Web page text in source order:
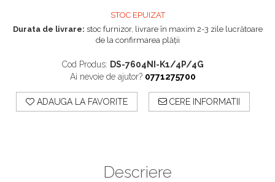
STOC EPUIZAT
Durata de livrare: stoc furnizor, livrare în maxim 2-3 zile lucrătoare
de la confirmarea plății
Cod Produs: DS-7604NI-K1/4P/4G
Ai nevoie de ajutor? 0771275700
ADAUGA LA FAVORITE CERE INFORMATII
Descriere